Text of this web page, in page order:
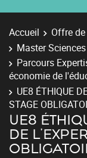
Accueil Offre
Master
Parcours
économie de
UE8 ÉTHIQUE
STAGE
UE8
DE